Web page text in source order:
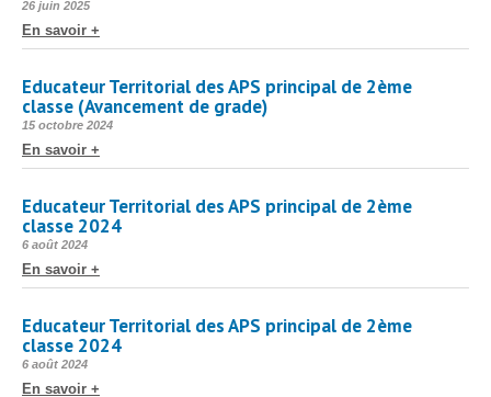
Santé Sécurité au Travail
Archivistes
e-services
Publié
26 juin 2025
En savoir +
Educateur Territorial des APS principal de 2ème
classe (Avancement de grade)
Publié
15 octobre 2024
En savoir +
Educateur Territorial des APS principal de 2ème
classe 2024
Publié
6 août 2024
En savoir +
Educateur Territorial des APS principal de 2ème
classe 2024
Publié
6 août 2024
En savoir +